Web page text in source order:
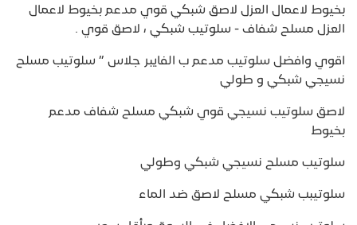
بخيوط لاعمال العزل لاصق شبكي قوي مدعم بخيوط لاعمال
العزل مسلح شفاف - سلوتيب شبكي ، لاصق قوي .
اقوي وافضل سلوتيب مدعم ب الفايبر جلاس ” سلوتيب مسلح
نسيجي شبكي و طولي
لاصق سلوتيب نسيجي قوي شبكي مسلح شفاف مدعم
بخيوط
سلوتيب مسلح نسيجي شبكي وطولي
سلوتيبب شبكي مسلح لاصق ضد الماء